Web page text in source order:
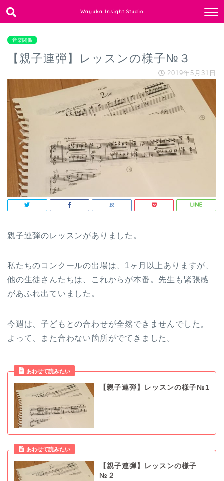
Wayuka Insight Studio
音楽関係
【親子連弾】レッスンの様子№３
2019年5月31日
親子連弾のレッスンがありました。
私たちのコンクールの出場は、1ヶ月以上ありますが、
他の生徒さんたちは、これからが本番。先生も緊張感
があふれ出ていました。
今週は、子どもとの合わせが全然できませんでした。
よって、また合わない箇所がでてきました。
【親子連弾】レッスンの様子№1
【親子連弾】レッスンの様子
№２